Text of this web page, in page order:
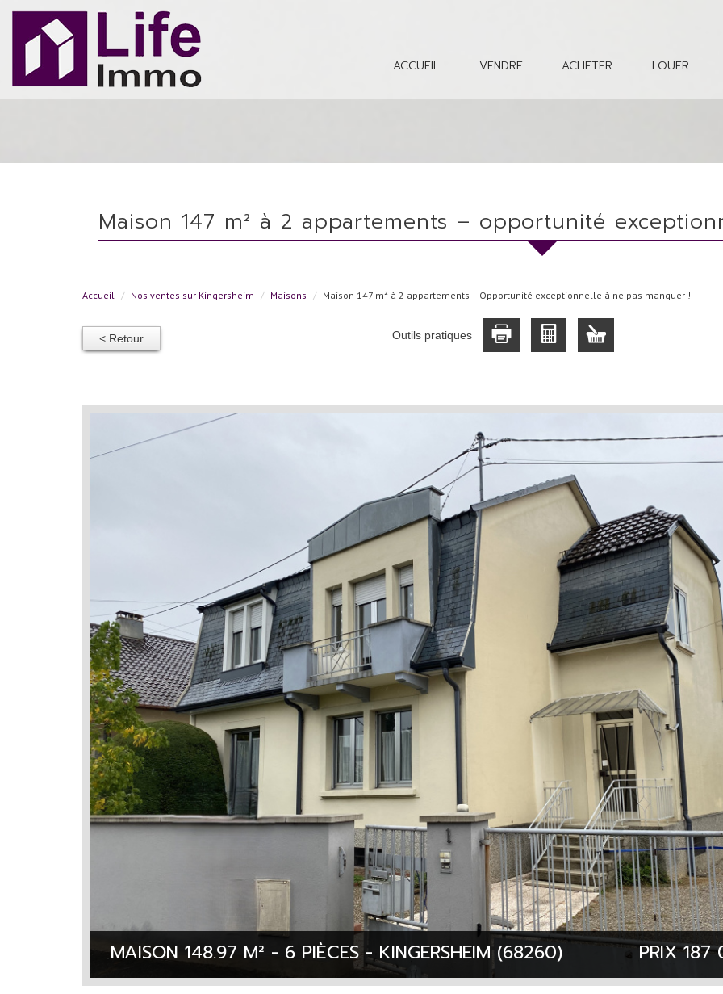
ACCUEIL VENDRE ACHETER LOUER
maison 147 m² à 2 appartements – opportunité
Accueil Nos ventes sur Kingersheim Maisons Maison 147 m² à 2 appartements – Opportunité exceptionnelle à ne pas manquer !
< Retour Outils pratiques
MAISON 148.97 M² - 6 PIÈCES - KINGERSHEIM (68260) PRIX 187